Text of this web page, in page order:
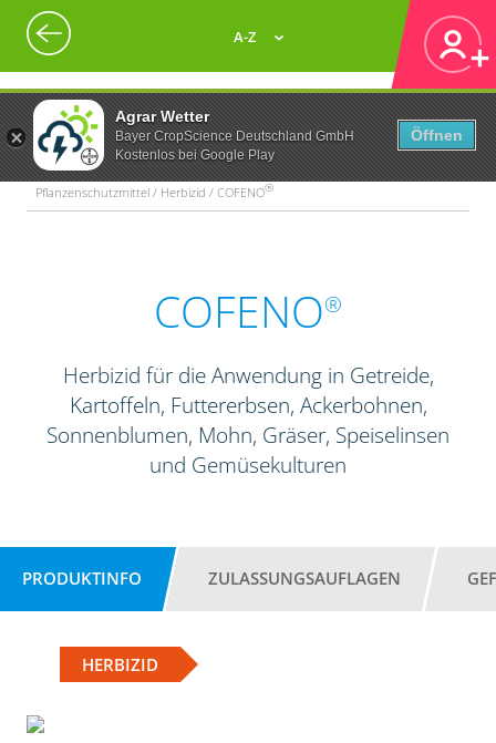
Agrar Wetter
Bayer CropScience Deutschland GmbH
Kostenlos bei Google Play
Öffnen
A-Z
Pflanzenschutzmittel / Herbizid / COFENO®
COFENO®
Herbizid für die Anwendung in Getreide,
Kartoffeln, Futtererbsen, Ackerbohnen,
Sonnenblumen, Mohn, Gräser, Speiselinsen
und Gemüsekulturen
PRODUKTINFO ZULASSUNGSAUFLAGEN
HERBIZID